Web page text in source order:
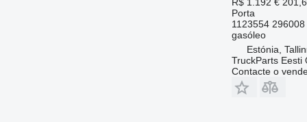
Porta
1123554
gasóleo
Estónia,
TruckParts Eesti
Contacte o